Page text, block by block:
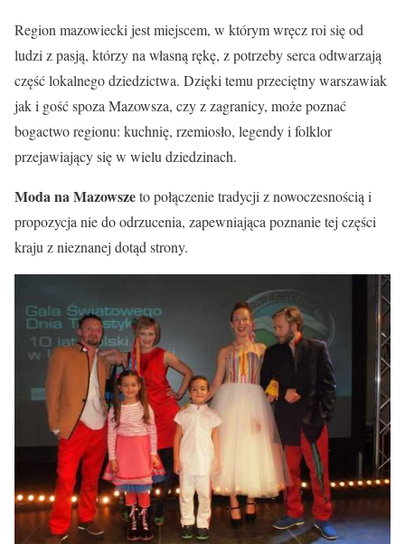
Region mazowiecki jest miejscem, w którym wręcz roi się od
ludzi z pasją, którzy na własną rękę, z potrzeby serca odtwarzają
część lokalnego dziedzictwa. Dzięki temu przeciętny warszawiak
jak i gość spoza Mazowsza, czy z zagranicy, może poznać
bogactwo regionu: kuchnię, rzemiosło, legendy i folklor
przejawiający się w wielu dziedzinach.
Moda na Mazowszeto połączenie tradycji z nowoczesnością i
propozycja nie do odrzucenia, zapewniająca poznanie tej części
kraju z nieznanej dotąd strony.